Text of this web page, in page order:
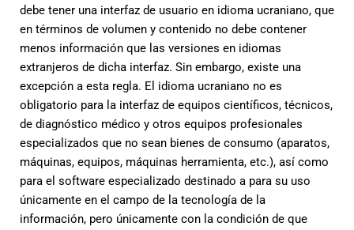
debe tener una interfaz de usuario en idioma ucraniano, que
en términos de volumen y contenido no debe contener
menos información que las versiones en idiomas
extranjeros de dicha interfaz. Sin embargo, existe una
excepción a esta regla. El idioma ucraniano no es
obligatorio para la interfaz de equipos científicos, técnicos,
de diagnóstico médico y otros equipos profesionales
especializados que no sean bienes de consumo (aparatos,
máquinas, equipos, máquinas herramienta, etc.), así como
para el software especializado destinado a para su uso
únicamente en el campo de la tecnología de la
información, pero únicamente con la condición de que